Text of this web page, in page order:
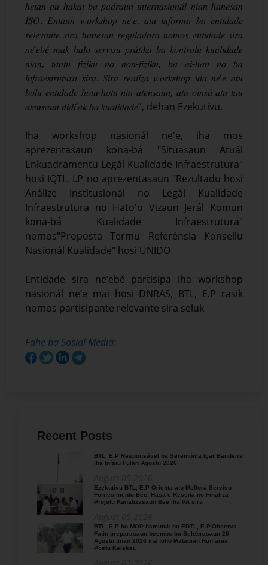
ℎ𝑒𝑡𝑎𝑛 𝑜𝑢 ℎ𝑎𝑘𝑎𝑡 𝑏𝑎 𝑝𝑎𝑑𝑟𝑎𝑢𝑛 𝑖𝑛𝑡𝑒𝑟𝑛𝑎𝑠𝑖𝑜𝑛𝑎́𝑙 𝑛𝑖𝑎𝑛 ℎ𝑎𝑛𝑒𝑠𝑎𝑛
𝐼𝑆𝑂. 𝐸𝑛𝑡𝑎𝑢𝑛 𝑤𝑜𝑟𝑘𝑠ℎ𝑜𝑝 𝑛𝑒’𝑒, 𝑎𝑡𝑢 𝑖𝑛𝑓𝑜𝑟𝑚𝑎 𝑏𝑎 𝑒𝑛𝑡𝑖𝑑𝑎𝑑𝑒
𝑟𝑒𝑙𝑒𝑣𝑎𝑛𝑡𝑒 𝑠𝑖𝑟𝑎 ℎ𝑎𝑛𝑒𝑠𝑎𝑛 𝑟𝑒𝑔𝑢𝑙𝑎𝑑𝑜𝑟𝑎 𝑛𝑜𝑚𝑜𝑠 𝑒𝑛𝑡𝑖𝑑𝑎𝑑𝑒 𝑠𝑖𝑟𝑎
𝑛𝑒’𝑒𝑏𝑒́ 𝑚𝑎𝑘 ℎ𝑎𝑙𝑜 𝑠𝑒𝑟𝑣𝑖𝑠𝑢 𝑝𝑟𝑎́𝑡𝑖𝑘𝑎 𝑏𝑎 𝑘𝑜𝑛𝑡𝑟𝑜𝑙𝑢 𝑘𝑢𝑎𝑙𝑖𝑑𝑎𝑑𝑒
𝑛𝑖𝑎𝑛, 𝑡𝑎𝑛𝑡𝑢 𝑓𝑖́𝑧𝑖𝑘𝑢 𝑛𝑜 𝑛𝑜𝑛-𝑓𝑖́𝑧𝑖𝑘𝑢, 𝑏𝑎 𝑎𝑖-ℎ𝑎𝑛 𝑛𝑜 𝑏𝑎
𝑖𝑛𝑓𝑟𝑎𝑒𝑠𝑡𝑟𝑢𝑡𝑢𝑟𝑎 𝑠𝑖𝑟𝑎. 𝑆𝑖𝑟𝑎 𝑟𝑒𝑎𝑙𝑖𝑧𝑎 𝑤𝑜𝑟𝑘𝑠ℎ𝑜𝑝 𝑖𝑑𝑎 𝑛𝑒’𝑒 𝑎𝑡𝑢
𝑏𝑜𝑙𝑢 𝑒𝑛𝑡𝑖𝑑𝑎𝑑𝑒 ℎ𝑜𝑡𝑢-ℎ𝑜𝑡𝑢 𝑛𝑖𝑎 𝑎𝑡𝑒𝑛𝑠𝑎𝑢𝑛, 𝑎𝑡𝑢 𝑜𝑖𝑛𝑠𝑎́ 𝑎𝑡𝑢 𝑡𝑎𝑢
𝑎𝑡𝑒𝑛𝑠𝑎𝑢𝑛 𝑑𝑖𝑑𝑖’𝑎𝑘 𝑏𝑎 𝑘𝑢𝑎𝑙𝑖𝑑𝑎𝑑𝑒”, dehan Ezekutivu.
Iha workshop nasionál ne'e, iha mos
aprezentasaun kona-bá "Situasaun Atuál
Enkuadramentu Legál Kualidade Infraestrutura"
hosi IQTL, I.P no aprezentasaun "Rezultadu hosi
Análize Institusionál no Legál Kualidade
Infraestrutura no Hato'o Vizaun Jerál Komun
kona-bá Kualidade Infraestrutura"
nomos"Proposta Termu Referénsia Konsellu
Nasionál Kualidade" hosi UNIDO
Entidade sira ne’ebé partisipa iha workshop
nasionál ne’e mai hosi DNRAS, BTL, E.P rasik
nomos partisipante relevante sira seluk
Fahe ba Sosial Media:
Recent Posts
BTL, E.P Responsável ba Seremónia Içar Bandeira
iha Inísiu Fulan Agostu 2026
Ezekutivu BTL, E.P Orienta atu Mellora Servisu
Fornesimentu Bee, Hasa’e Reseita no Finaliza
Projetu Kanalizasaun Bee iha PA sira
BTL, E.P ho MOP hamutuk ho EDTL, E.P,Observa
Fatin preparasaun beemos ba Selebrasaun 20
Agostu tinan 2026 iha foho Matabian Hun area
Postu Kelekai.